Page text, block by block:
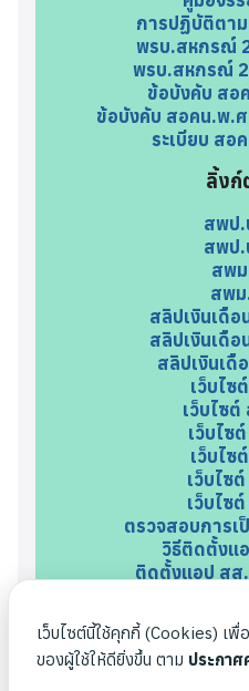
การปฏิบัติตา
พรบ.สหกรณ์
พรบ.สหกรณ์
ข้อบังคับ สอ
ข้อบังคับ สอคน.พ.
ระเบียบ สอ
ลิ้งก์
สพป.
สพป.
สพ
สพ
สลิปเงินเดื
สลิปเงินเดื
สลิปเงินเดื
เว็บไซ
เว็บไซ
เว็บไซ
เว็บไซ
เว็บไซ
เว็บไซ
ตรวจสอบการ
วิธีติดตั้งแ
ติดตั้งแอป สส
ตรวจสอบการ
ตรวจสอบการเ
เว็บไซต์นี้ใช้คุกกี้ (Cookies) เ
ของผู้ใช้ให้ดียิ่งขึ้น ตาม ประกา